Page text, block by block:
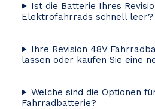
Ist die Batterie Ihres
Elektrofahrrads schnell leer?
Ihre Revision 48V
lassen oder kaufen Sie eine
Welche sind die Optionen
Fahrradbatterie?